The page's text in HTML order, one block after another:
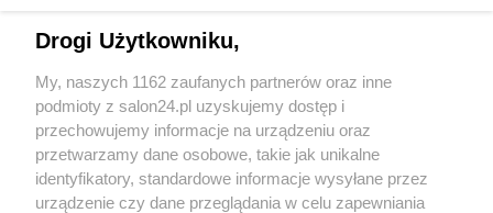
Sport
Społeczeństwo
Kultura
Drogi Użytkowniku,
My, naszych 1162 zaufanych partnerów oraz inne
podmioty z salon24.pl uzyskujemy dostęp i
przechowujemy informacje na urządzeniu oraz
przetwarzamy dane osobowe, takie jak unikalne
identyfikatory, standardowe informacje wysyłane przez
urządzenie czy dane przeglądania w celu zapewniania